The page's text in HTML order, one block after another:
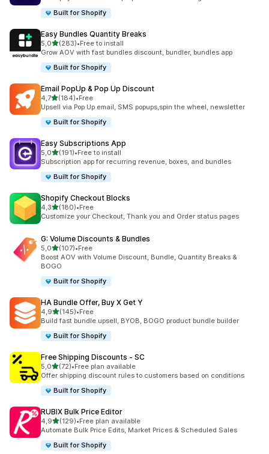
Built for Shopify
Easy Bundles Quantity Breaks
5,0/ 5 tähteä
(283)
283 arvostelua yhteensä
•Free to install
Grow AOV with fast bundles discount, bundler, bundles app
Built for Shopify
Email PopUp & Pop Up Discount
4,7/ 5 tähteä
(184)
184 arvostelua yhteensä
•Free
Upsell via Pop Up email, SMS popups,spin the wheel, newsletter
Built for Shopify
Easy Subscriptions App
5,0/ 5 tähteä
(191)
191 arvostelua yhteensä
•Free to install
Subscription app for recurring revenue, boxes, and bundles
Built for Shopify
Shopify Checkout Blocks
4,3/ 5 tähteä
(180)
180 arvostelua yhteensä
•Free
Customize your Checkout, Thank you and Order status pages
G: Volume Discounts & Bundles
5,0/ 5 tähteä
(107)
107 arvostelua yhteensä
•Free
Boost AOV with Volume Discount, Bundle, Quantity Breaks &
BOGO
Built for Shopify
HA Bundle Offer, Buy X Get Y
4,9/ 5 tähteä
(145)
145 arvostelua yhteensä
•Free
Build fast bundle upsell, BYOB, BOGO product bundle builder
Built for Shopify
Free Shipping Discounts ‑ SC
5,0/ 5 tähteä
(72)
72 arvostelua yhteensä
•Free plan available
Offer shipping discount rules to customers based on conditions
Built for Shopify
RUBIX Bulk Price Editor
4,9/ 5 tähteä
(129)
129 arvostelua yhteensä
•Free plan available
Automate Bulk Price Edits, Market Prices & Scheduled Sales
Built for Shopify